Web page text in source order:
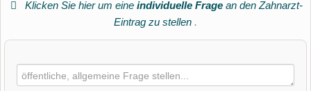
Klicken Sie hier um eine individuelle Fragean den Zahnarzt-
Eintrag zu stellen .